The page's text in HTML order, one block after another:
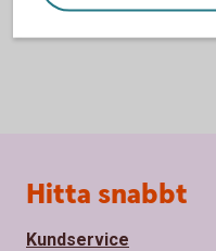
Sidfot
Hitta snabbt
Kundservice